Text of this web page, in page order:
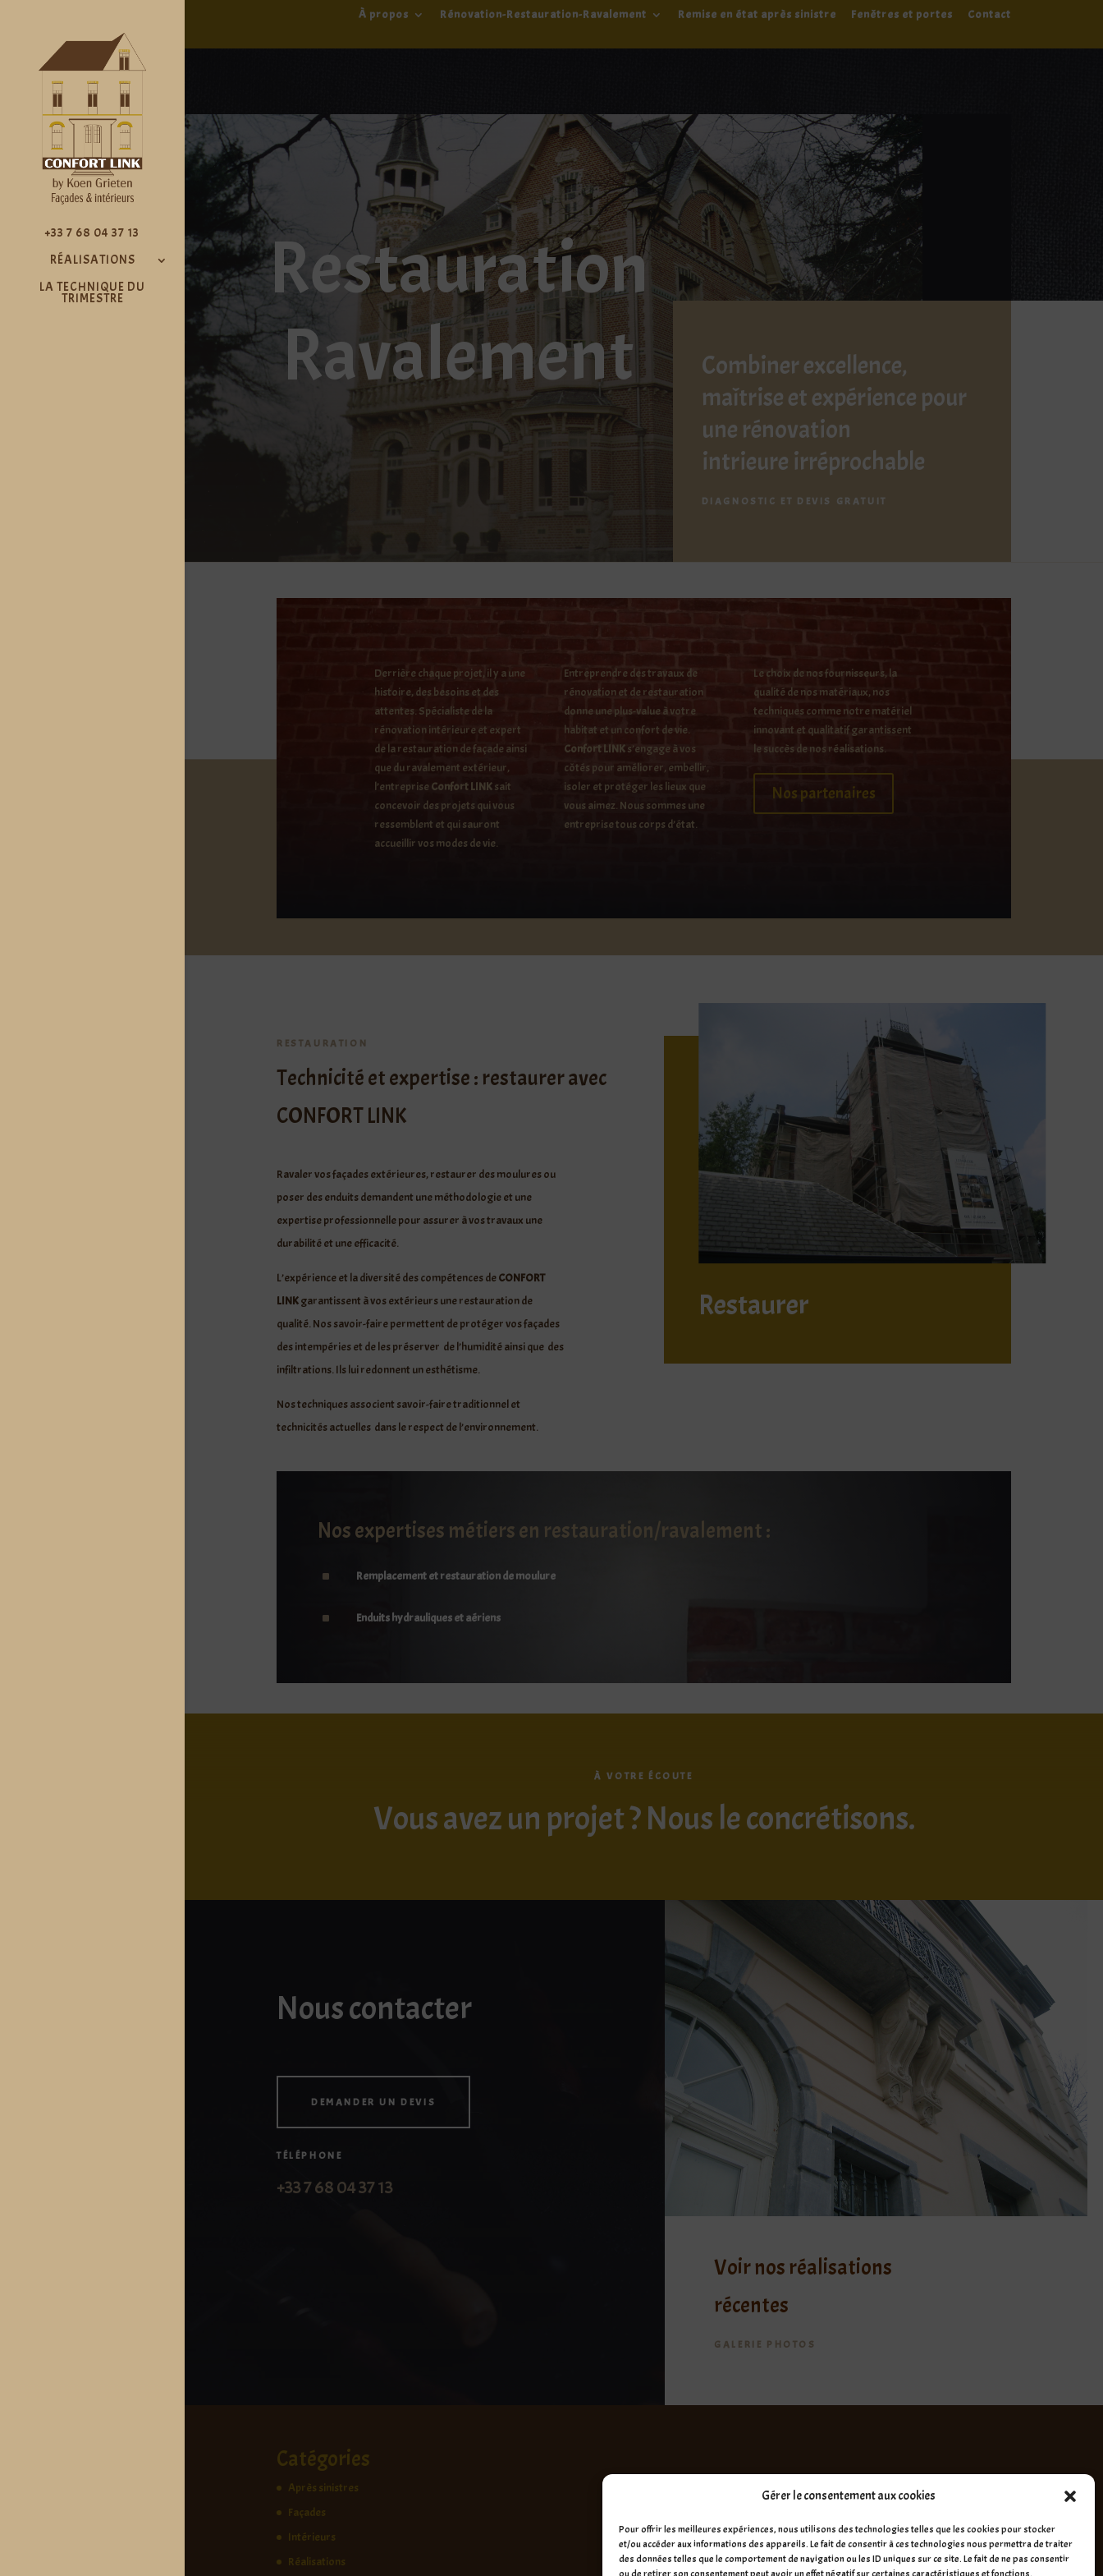
Gérer le consentement aux cookies
Pour offrir les meilleures expériences, nous utilisons des technologies telles que les cookies pour stocker
et/ou accéder aux informations des appareils. Le fait de consentir à ces technologies nous permettra de traiter
des données telles que le comportement de navigation ou les ID uniques sur ce site. Le fait de ne pas consentir
À propos Rénovation-Restauration-Ravalement Remise en état après sinistre Fenêtres et portes Contact
+33 7 68 04 37 13
RÉALISATIONS
LA TECHNIQUE DU
TRIMESTRE
Restauration
Ravalement
Combiner excellence,
maîtrise et expérience pour
une rénovation
intrieure irréprochable
DIAGNOSTIC ET DEVIS GRATUIT
Derrière chaque projet, il y a une
histoire, des besoins et des
attentes. Spécialiste de la
rénovation intérieure et expert
de la restauration de façade ainsi
que du ravalement extérieur,
l’entreprise Confort LINKsait
concevoir des projets qui vous
ressemblent et qui sauront
accueillir vos modes de vie.
Entreprendre des travaux de
rénovation et de restauration
donne une plus-value à votre
habitat et un confort de vie.
Confort LINKs’engage à vos
côtés pour améliorer, embellir,
isoler et protéger les lieux que
vous aimez. Nous sommes une
entreprise tous corps d’état.
Le choix de nos fournisseurs, la
qualité de nos matériaux, nos
techniques comme notre matériel
innovant et qualitatif garantissent
le succès de nos réalisations.
Nos partenaires
RESTAURATION
Technicité et expertise : restaurer avec
CONFORT LINK
Ravaler vos façades extérieures, restaurer des moulures ou
poser des enduits demandent une méthodologie et une
expertise professionnelle pour assurer à vos travaux une
durabilité et une efficacité.
L’expérience et la diversité des compétences deCONFORT
LINKgarantissent à vos extérieurs une restauration de
qualité. Nos savoir-faire permettent de protéger vos façades
des intempéries et de les préserver de l’humidité ainsi que des
infiltrations. Ils lui redonnent un esthétisme.
Nos techniques associent savoir-faire traditionnel et
technicités actuelles dans le respect de l’environnement.
Restaurer
Nos expertises métiers en restauration/ravalement :
^ Remplacement et restauration de moulure
^ Enduits hydrauliques et aériens
À VOTRE ÉCOUTE
Vous avez un projet ? Nous le concrétisons.
Nous contacter
DEMANDER UN DEVIS
TÉLÉPHONE
+33 7 68 04 37 13
Voir nos réalisations
récentes
GALERIE PHOTOS
Catégories
Après sinistres
Façades
Intérieurs
Réalisations